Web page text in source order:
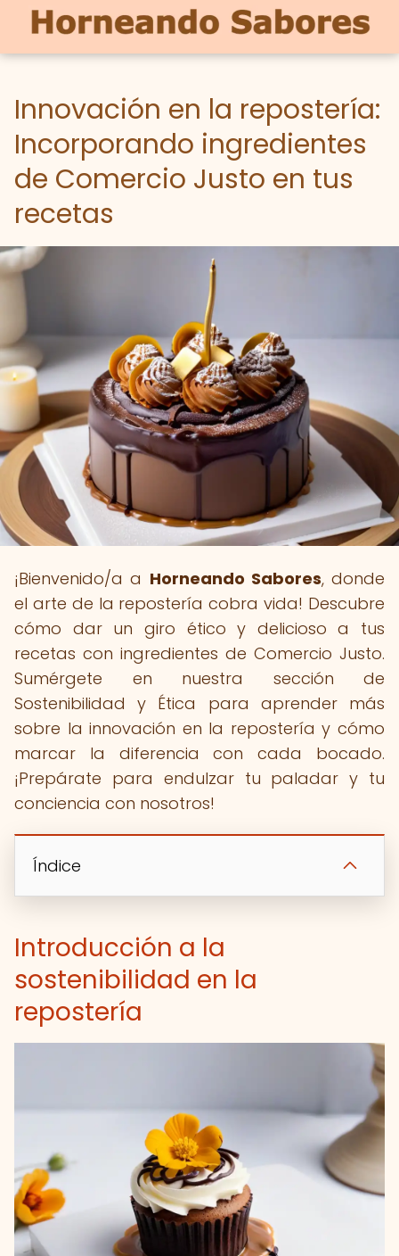
Innovación en la repostería:
Incorporando ingredientes
de Comercio Justo en tus
recetas
¡Bienvenido/a a Horneando Sabores, donde
el arte de la repostería cobra vida! Descubre
cómo dar un giro ético y delicioso a tus
recetas con ingredientes de Comercio Justo.
Sumérgete en nuestra sección de
Sostenibilidad y Ética para aprender más
sobre la innovación en la repostería y cómo
marcar la diferencia con cada bocado.
¡Prepárate para endulzar tu paladar y tu
conciencia con nosotros!
Índice
Introducción a la
sostenibilidad en la
repostería